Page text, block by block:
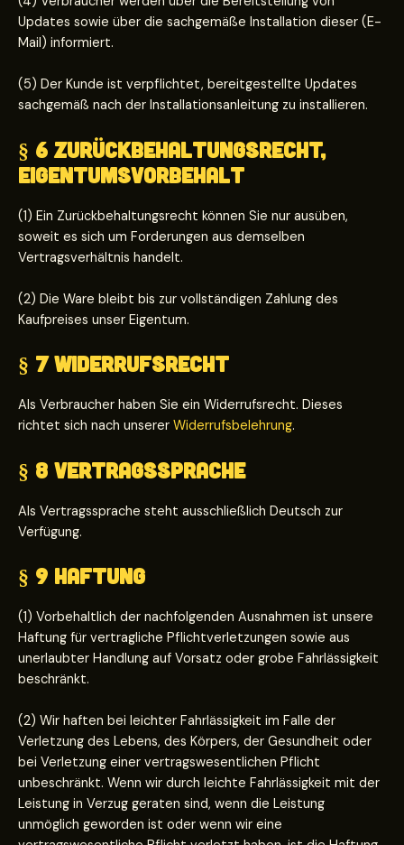
Updates sowie über die sachgemäße Installation dieser (E-
Mail) informiert.
(5) Der Kunde ist verpflichtet, bereitgestellte Updates
sachgemäß nach der Installationsanleitung zu installieren.
§ 6 Zurückbehaltungsrecht,
Eigentumsvorbehalt
(1) Ein Zurückbehaltungsrecht können Sie nur ausüben,
soweit es sich um Forderungen aus demselben
Vertragsverhältnis handelt.
(2) Die Ware bleibt bis zur vollständigen Zahlung des
Kaufpreises unser Eigentum.
§ 7 Widerrufsrecht
Als Verbraucher haben Sie ein Widerrufsrecht. Dieses
richtet sich nach unserer Widerrufsbelehrung.
§ 8 Vertragssprache
Als Vertragssprache steht ausschließlich Deutsch zur
Verfügung.
§ 9 Haftung
(1) Vorbehaltlich der nachfolgenden Ausnahmen ist unsere
Haftung für vertragliche Pflichtverletzungen sowie aus
unerlaubter Handlung auf Vorsatz oder grobe Fahrlässigkeit
beschränkt.
(2) Wir haften bei leichter Fahrlässigkeit im Falle der
Verletzung des Lebens, des Körpers, der Gesundheit oder
bei Verletzung einer vertragswesentlichen Pflicht
unbeschränkt. Wenn wir durch leichte Fahrlässigkeit mit der
Leistung in Verzug geraten sind, wenn die Leistung
unmöglich geworden ist oder wenn wir eine